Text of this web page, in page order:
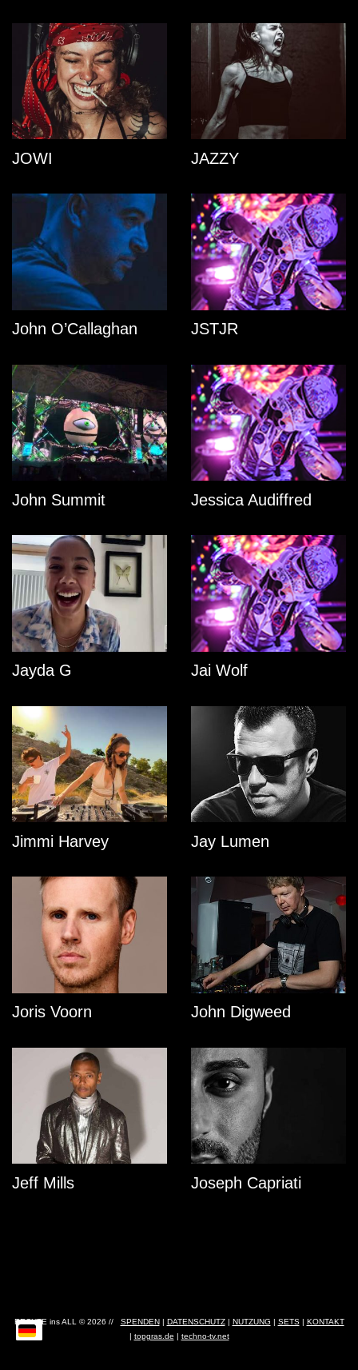
JOWI JAZZY
John O’Callaghan JSTJR
John Summit Jessica Audiffred
Jayda G Jai Wolf
Jimmi Harvey Jay Lumen
Joris Voorn John Digweed
Jeff Mills Joseph Capriati
RECHTE ins ALL © 2026 // SPENDEN| DATENSCHUTZ| NUTZUNG | SETS| KONTAKT
| topgras.de | techno-tv.net